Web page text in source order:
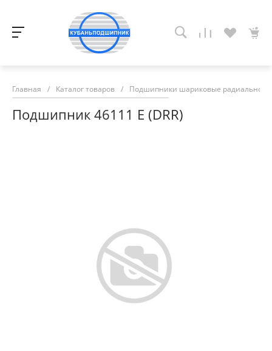
Главная / Каталог товаров / Подшипники шариковые радиально-
Подшипник 46111 Е (DRR)